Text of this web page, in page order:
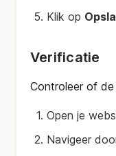
Klik op
Verificatie
Controleer of
Open je
Navigeer